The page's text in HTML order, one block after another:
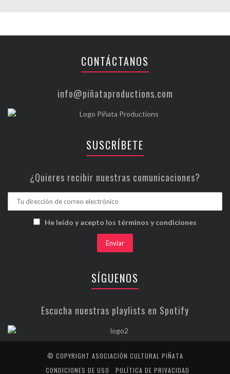
CONTÁCTANOS
info@piñataproductions.com
SUSCRÍBETE
¿Quieres recibir nuestras comunicaciones?
He leído y acepto los términos y condiciones
SÍGUENOS
Escucha nuestras playlists en Spotify
© COPYRIGHT ASOCIACIÓN CULTURAL PIÑATA
CONDICIONES DE USO
POLÍTICA DE PRIVACIDAD